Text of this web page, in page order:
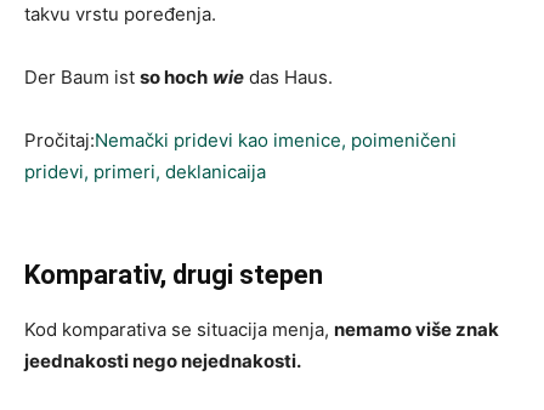
takvu vrstu poređenja.
Der Baum ist sohoch wie das Haus.
Pročitaj:Nemački pridevi kao imenice, poimeničeni
pridevi, primeri, deklanicaija
Komparativ, drugi stepen
Kod komparativa se situacija menja, nemamo više znak
jeednakosti nego nejednakosti.